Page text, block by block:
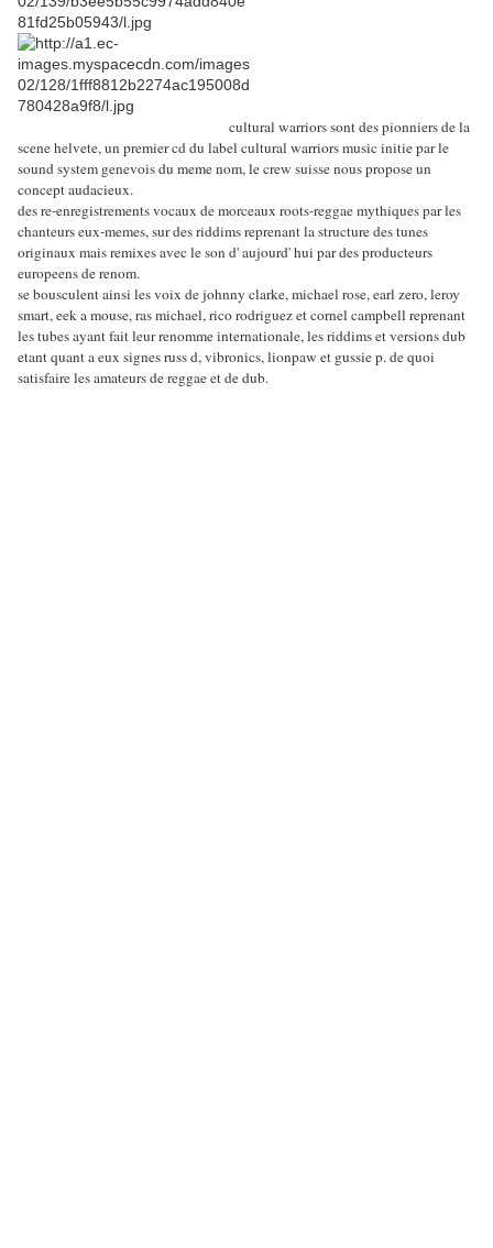
cultural warriors sont des pionniers de la
scene helvete, un premier cd du label cultural warriors music initie par le
sound system genevois du meme nom, le crew suisse nous propose un
concept audacieux.
des re-enregistrements vocaux de morceaux roots-reggae mythiques par les
chanteurs eux-memes, sur des riddims reprenant la structure des tunes
originaux mais remixes avec le son d' aujourd' hui par des producteurs
europeens de renom.
se bousculent ainsi les voix de johnny clarke, michael rose, earl zero, leroy
smart, eek a mouse, ras michael, rico rodriguez et cornel campbell reprenant
les tubes ayant fait leur renomme internationale, les riddims et versions dub
etant quant a eux signes russ d, vibronics, lionpaw et gussie p. de quoi
satisfaire les amateurs de reggae et de dub.